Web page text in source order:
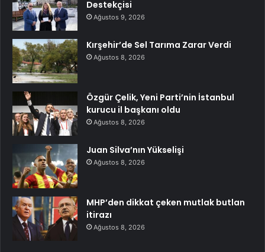
Destekçisi
Ağustos 9, 2026
Kırşehir’de Sel Tarıma Zarar Verdi
Ağustos 8, 2026
Özgür Çelik, Yeni Parti’nin İstanbul
kurucu il başkanı oldu
Ağustos 8, 2026
Juan Silva’nın Yükselişi
Ağustos 8, 2026
MHP’den dikkat çeken mutlak butlan
itirazı
Ağustos 8, 2026